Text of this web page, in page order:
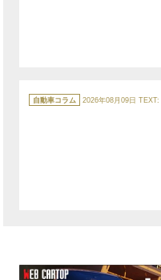
テ
ゴ
自動車コラム 2026年08月09日 TEXT: